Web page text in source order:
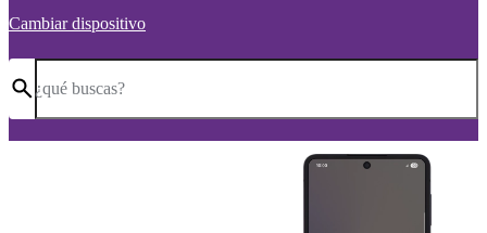
Cambiar dispositivo
¿qué buscas?